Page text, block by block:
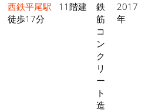
西鉄平尾駅
徒歩17分
11階建
鉄
筋
コ
ン
ク
リ
ー
ト
造
2017
年